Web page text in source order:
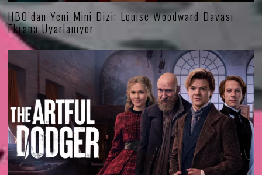
HBO’dan Yeni Mini Dizi: Louise Woodward Davası
Ekrana Uyarlanıyor